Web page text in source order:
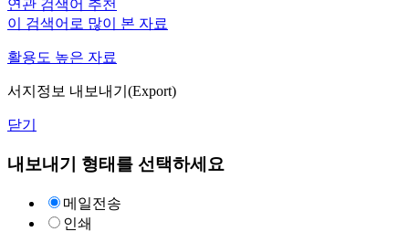
연관 검색어 추천
이 검색어로 많이 본 자료
활용도 높은 자료
서지정보 내보내기(Export)
닫기
내보내기 형태를 선택하세요
메일전송
인쇄